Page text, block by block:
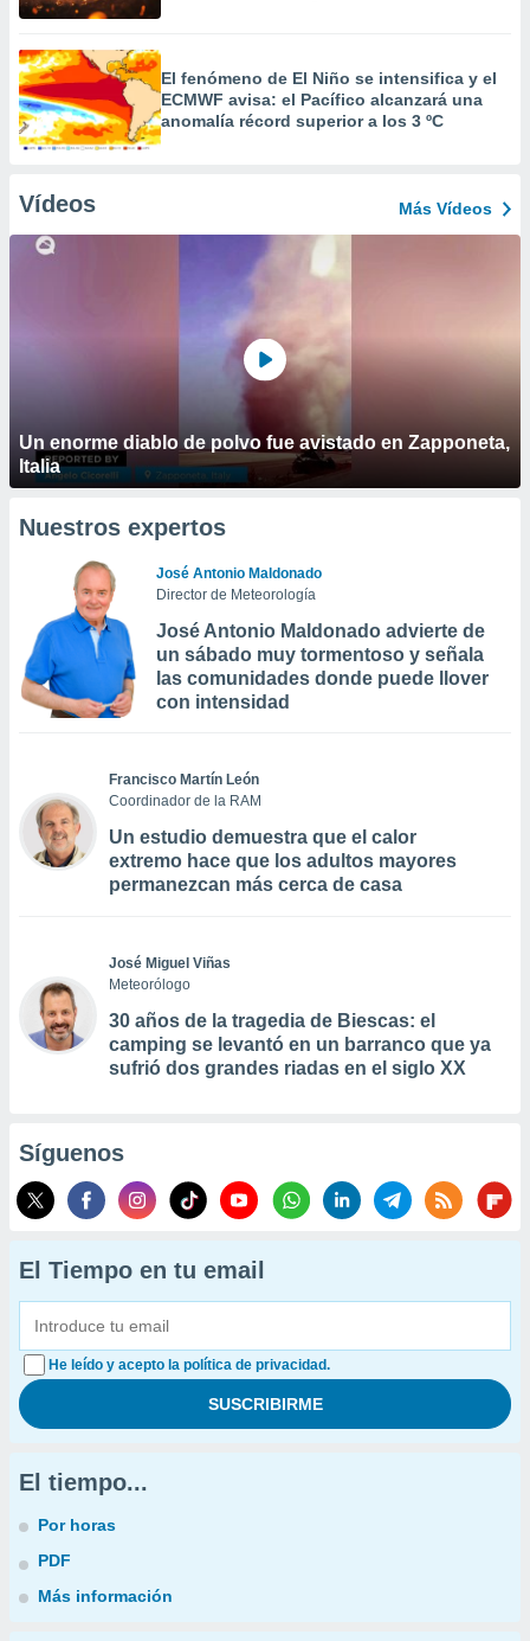
El fenómeno de El Niño se intensifica y el
ECMWF avisa: el Pacífico alcanzará una
anomalía récord superior a los 3 ºC
Vídeos Más Vídeos
Un enorme diablo de polvo fue avistado en Zapponeta,
Italia
Nuestros expertos
José Antonio Maldonado
Director de Meteorología
José Antonio Maldonado advierte de
un sábado muy tormentoso y señala
las comunidades donde puede llover
con intensidad
Francisco Martín León
Coordinador de la RAM
Un estudio demuestra que el calor
extremo hace que los adultos mayores
permanezcan más cerca de casa
José Miguel Viñas
Meteorólogo
30 años de la tragedia de Biescas: el
camping se levantó en un barranco que ya
sufrió dos grandes riadas en el siglo XX
Síguenos
El Tiempo en tu email
He leído y acepto la política de privacidad.
El tiempo...
Por horas
PDF
Más información